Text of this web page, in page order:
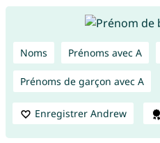
Noms Prénoms avec A
Prénoms de garçon avec A
Enregistrer Andrew